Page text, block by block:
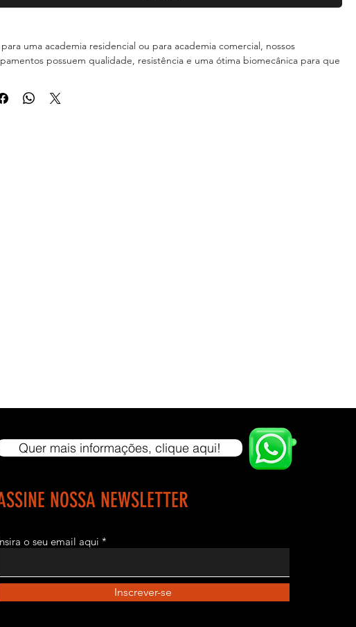
para uma academia residencial ou para academia comercial, nossos
possuem qualidade, resistência e uma ótima biomecânica para que
TÉCNICAS:
1,55m
PADRÃO: Preto Texturizado
1 ano para o chassi e 3 meses para itens básicos de manutenção
como peças plásticas, cabos, rolamentos, tapeçaria e etc.
/ ENTREGA/ DESCARGA: por conta do comprador.
freteiro de sua preferência e confiança. Caso o comprador/a não
alguma indicação de transporte, damos um suporte para encontrar algum
Quer mais informações, clique aqui!
NOSSA NEWSLETTER
o seu email aqui
Inscrever-se